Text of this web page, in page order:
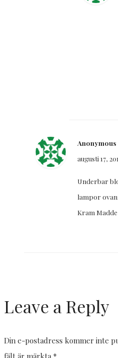
Anonymous
augusti 17,
Underbar
lampor
Kram Madde
Leave a Reply
Din e-postadress kommer inte